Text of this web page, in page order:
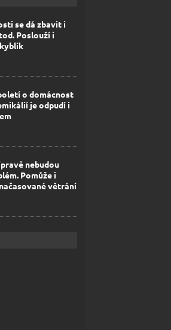
se dá zbavit i
Poslouží i
o domácnost
je odpudí i
nebudou
Pomůže i
větrání